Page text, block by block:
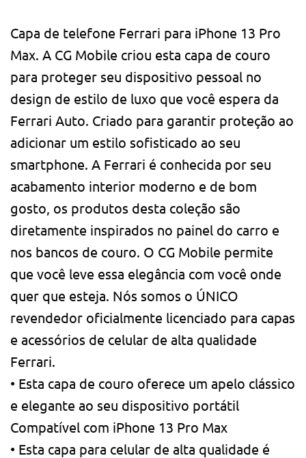
Capa de telefone Ferrari para iPhone 13 Pro
Max. A CG Mobile criou esta capa de couro
para proteger seu dispositivo pessoal no
design de estilo de luxo que você espera da
Ferrari Auto. Criado para garantir proteção ao
adicionar um estilo sofisticado ao seu
smartphone. A Ferrari é conhecida por seu
acabamento interior moderno e de bom
gosto, os produtos desta coleção são
diretamente inspirados no painel do carro e
nos bancos de couro. O CG Mobile permite
que você leve essa elegância com você onde
quer que esteja. Nós somos o ÚNICO
revendedor oficialmente licenciado para capas
e acessórios de celular de alta qualidade
Ferrari.
• Esta capa de couro oferece um apelo clássico
e elegante ao seu dispositivo portátil
Compatível com iPhone 13 Pro Max
• Esta capa para celular de alta qualidade é